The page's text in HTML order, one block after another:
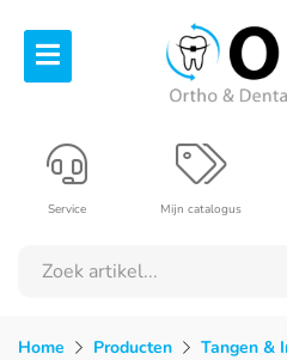
Mijn catalogus
Service
Home Producten Tangen &